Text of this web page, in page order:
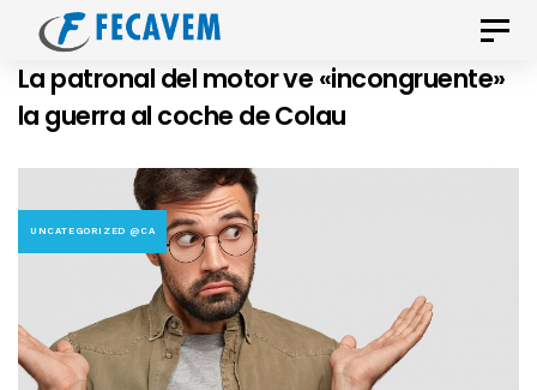
Skip
links
primary
navigation
content
Toggle
La patronal del motor ve «incongruente»
la guerra al coche de Colau
UNCATEGORIZED @CA